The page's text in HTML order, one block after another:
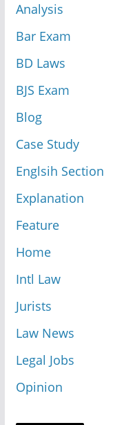
Analysis
Bar Exam
BD Laws
BJS Exam
Blog
Case Study
Englsih Section
Explanation
Feature
Home
Intl Law
Jurists
Law News
Legal Jobs
Opinion